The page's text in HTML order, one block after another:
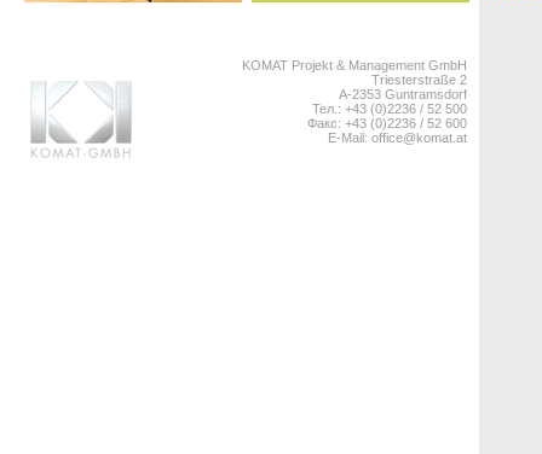
KOMAT Projekt & Management GmbH
Triesterstraße 2
A-2353 Guntramsdorf
Тел.: +43 (0)2236 / 52 500
Факс: +43 (0)2236 / 52 600
E-Mail: office@komat.at